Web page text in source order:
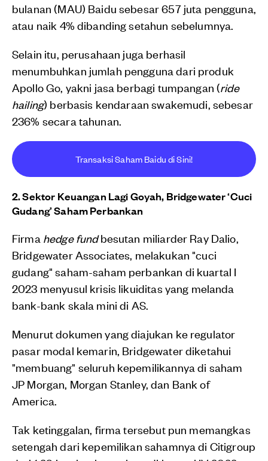
bulanan (MAU) Baidu sebesar 657 juta pengguna,
atau naik 4% dibanding setahun sebelumnya.
Selain itu, perusahaan juga berhasil
menumbuhkan jumlah pengguna dari produk
Apollo Go, yakni jasa berbagi tumpangan (ride
hailing) berbasis kendaraan swakemudi, sebesar
236% secara tahunan.
Transaksi Saham Baidu di Sini!
2. Sektor Keuangan Lagi Goyah, Bridgewater ‘Cuci
Gudang’ Saham Perbankan
Firma hedge fundbesutan miliarder Ray Dalio,
Bridgewater Associates, melakukan "cuci
gudang" saham-saham perbankan di kuartal I
2023 menyusul krisis likuiditas yang melanda
bank-bank skala mini di AS.
Menurut dokumen yang diajukan ke regulator
pasar modal kemarin, Bridgewater diketahui
"membuang" seluruh kepemilikannya di saham
JP Morgan, Morgan Stanley, dan Bank of
America.
Tak ketinggalan, firma tersebut pun memangkas
setengah dari kepemilikan sahamnya di Citigroup